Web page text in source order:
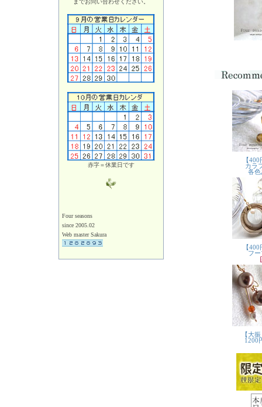
までお問い合わせください。
赤字＝休業日です
Four seasons
since 2005.02
Web master Sakura